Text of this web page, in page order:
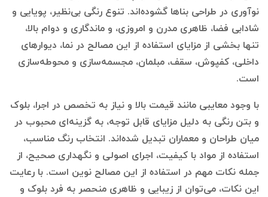
نوآوری در طراحی بناها گشوده‌اند. تنوع رنگی بی‌نظیر، پویایی و
شادابی فضا، ظاهری مدرن و امروزی، و ماندگاری و دوام بالا،
تنها بخشی از مزایای استفاده از این مصالح در نما، دیوارهای
داخلی، کفپوش، سقف، مبلمان، مجسمه‌سازی و محوطه‌سازی
است.
با وجود معایبی مانند قیمت بالا و نیاز به تخصص در اجرا، بلوک
و بتن رنگی به دلیل مزایای قابل توجه، به گزینه‌ای محبوب در
میان طراحان و معماران تبدیل شده‌اند. انتخاب رنگ مناسب،
استفاده از مواد با کیفیت، اجرای اصولی و نگهداری صحیح، از
جمله نکات مهم در استفاده از این مصالح نوین است. با رعایت
این نکات، می‌توان از زیبایی و ظاهری منحصر به فرد بلوک و